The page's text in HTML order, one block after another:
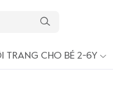
TRANG CHO BÉ 2-6Y